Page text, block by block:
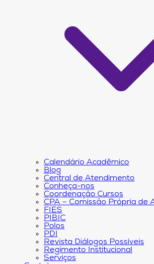
Calendário Acadêmico
Blog
Central de Atendimento
Conheça-nos
Coordenação Cursos
CPA – Comissão Própria de
FIES
PIBIC
Polos
PDI
Revista Diálogos Possíveis
Regimento Institucional
Serviços